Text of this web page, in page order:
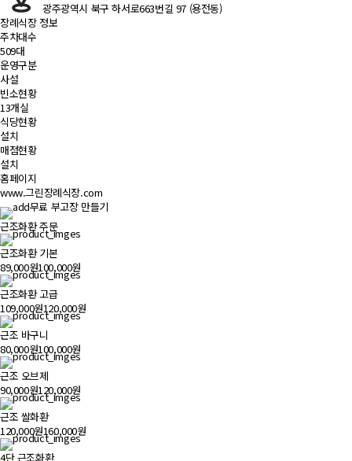
광주광역시 북구 하서로663번길 97 (용전동)
장례식장 정보
주차대수
509대
운영구분
사설
빈소현황
13개실
식당현황
설치
매점현황
설치
홈페이지
www.그린장례식장.com
무료 부고장 만들기
근조화환 주문
근조화환 기본
89,000원100,000원
근조화환 고급
109,000원120,000원
근조 바구니
80,000원100,000원
근조 오브제
90,000원120,000원
근조 쌀화환
120,000원160,000원
4단 근조화환